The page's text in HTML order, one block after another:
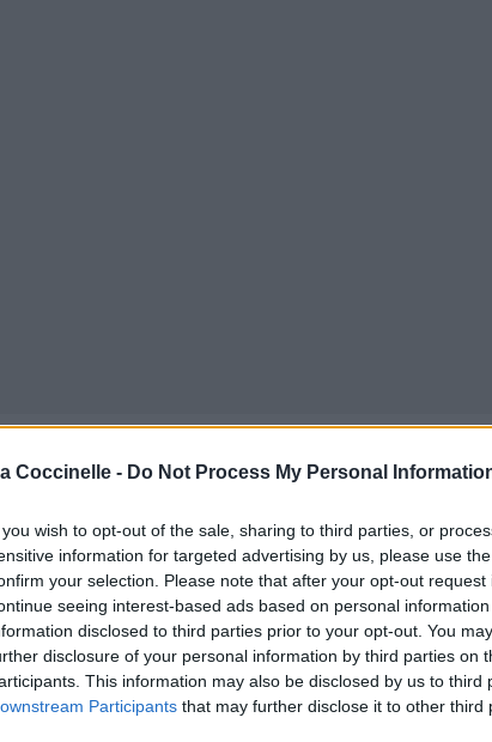
Coccinelle - Do Not Process My Personal
you wish to opt-out of the sale, sharing to third parties, or
information for targeted advertising by us, please use
your selection. Please note that after your opt-out
seeing interest-based ads based on personal
disclosed to third parties prior to your opt-out. You
disclosure of your personal information by third parties on
This information may also be disclosed by us to third
Participants that may further disclose it to other third
ta
today
aujourd'hui
?
illégales ?